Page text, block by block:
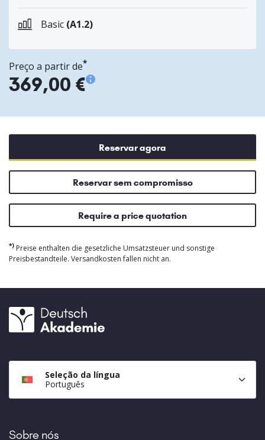
Basic (A1.2)
Preço a partir de*
369,00 €
Reservar agora
Reservar sem compromisso
Require a price quotation
*) Preise enthalten die gesetzliche Umsatzsteuer und sonstige
Preisbestandteile. Versandkosten fallen nicht an.
Seleção da língua
Português
Sobre nós